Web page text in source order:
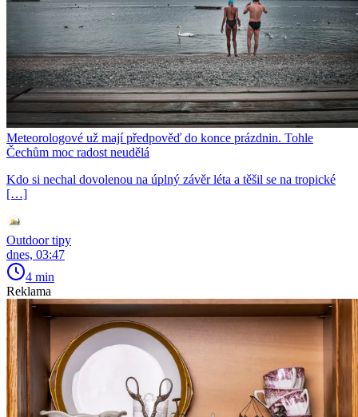
Meteorologové už mají předpověď do konce prázdnin. Tohle
Čechům moc radost neudělá
Kdo si nechal dovolenou na úplný závěr léta a těšil se na tropické
[…]
Outdoor tipy
dnes, 03:47
4 min
Reklama